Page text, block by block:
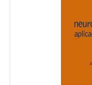
El contenido de esta
información
neurocientíficas en el